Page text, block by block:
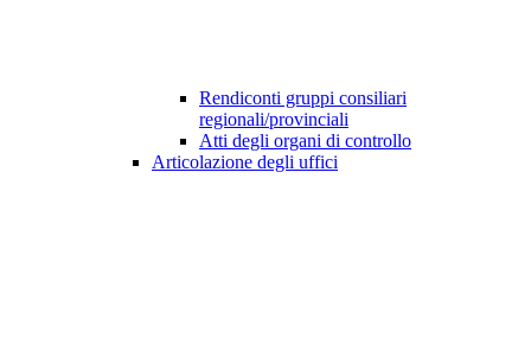
Rendiconti gruppi consiliari
regionali/provinciali
Atti degli organi di controllo
Articolazione degli uffici